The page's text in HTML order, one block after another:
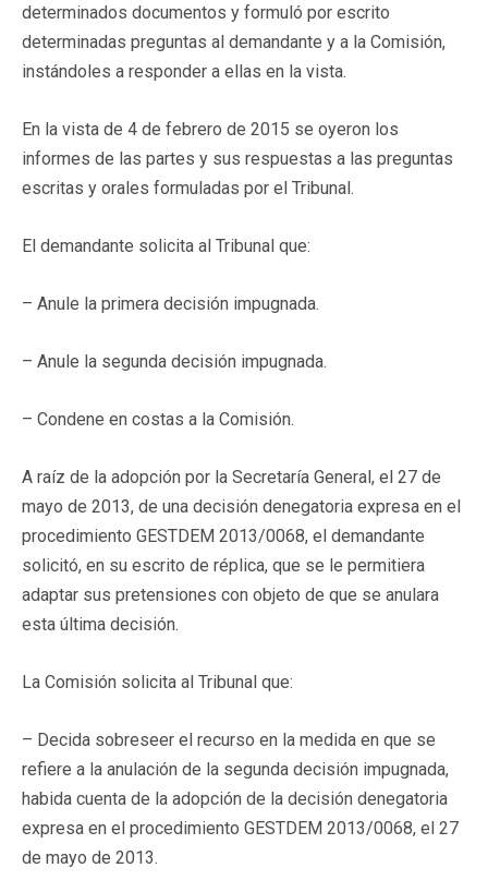
determinados documentos y formuló por escrito
determinadas preguntas al demandante y a la Comisión,
instándoles a responder a ellas en la vista.
En la vista de 4 de febrero de 2015 se oyeron los
informes de las partes y sus respuestas a las preguntas
escritas y orales formuladas por el Tribunal.
El demandante solicita al Tribunal que:
– Anule la primera decisión impugnada.
– Anule la segunda decisión impugnada.
– Condene en costas a la Comisión.
A raíz de la adopción por la Secretaría General, el 27 de
mayo de 2013, de una decisión denegatoria expresa en el
procedimiento GESTDEM 2013/0068, el demandante
solicitó, en su escrito de réplica, que se le permitiera
adaptar sus pretensiones con objeto de que se anulara
esta última decisión.
La Comisión solicita al Tribunal que:
– Decida sobreseer el recurso en la medida en que se
refiere a la anulación de la segunda decisión impugnada,
habida cuenta de la adopción de la decisión denegatoria
expresa en el procedimiento GESTDEM 2013/0068, el 27
de mayo de 2013.